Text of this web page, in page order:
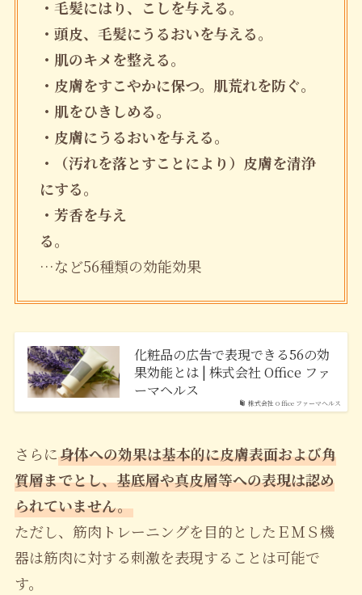
・毛髪にはり、こしを与える。
・頭皮、毛髪にうるおいを与える。
・肌のキメを整える。
・皮膚をすこやかに保つ。肌荒れを防ぐ。
・肌をひきしめる。
・皮膚にうるおいを与える。
・（汚れを落とすことにより）皮膚を清浄
にする。
・芳香を与え
る。
…など56種類の効能効果
株式会社 Office ファーマヘルス
化粧品の広告で表現できる56の効
果効能とは | 株式会社 Office ファ
ーマヘルス
さらに身体への効果は基本的に皮膚表面および角
質層までとし、基底層や真皮層等への表現は認め
られていません。
ただし、筋肉トレーニングを目的としたＥＭＳ機
器は筋肉に対する刺激を表現することは可能で
す。